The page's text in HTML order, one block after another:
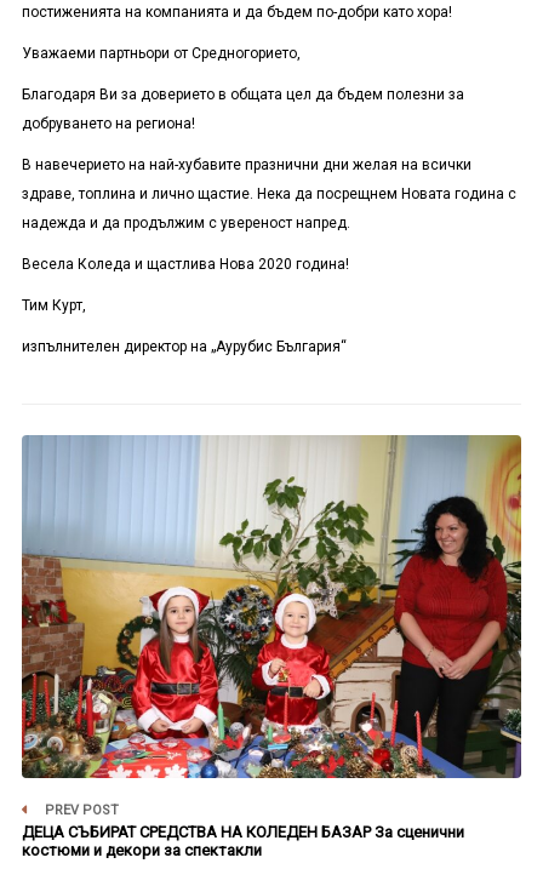
постиженията на компанията и да бъдем по-добри като хора!
Уважаеми партньори от Средногорието,
Благодаря Ви за доверието в общата цел да бъдем полезни за
добруването на региона!
В навечерието на най-хубавите празнични дни желая на всички
здраве, топлина и лично щастие. Нека да посрещнем Новата година с
надежда и да продължим с увереност напред.
Весела Коледа и щастлива Нова 2020 година!
Тим Курт,
изпълнителен директор на „Аурубис България“
PREV POST
ДЕЦА СЪБИРАТ СРЕДСТВА НА КОЛЕДЕН БАЗАР За сценични
костюми и декори за спектакли